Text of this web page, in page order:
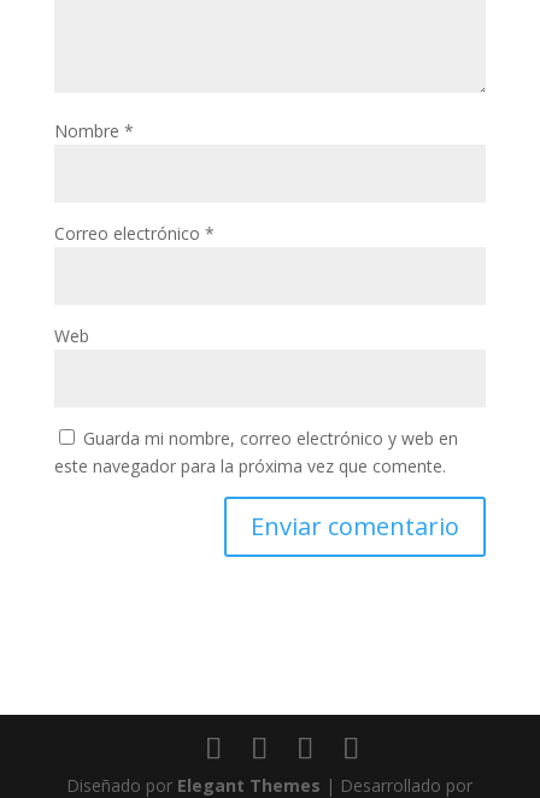
Nombre *
Correo electrónico *
Web
Guarda mi nombre, correo electrónico y web en
este navegador para la próxima vez que comente.
Diseñado por Elegant Themes | Desarrollado por